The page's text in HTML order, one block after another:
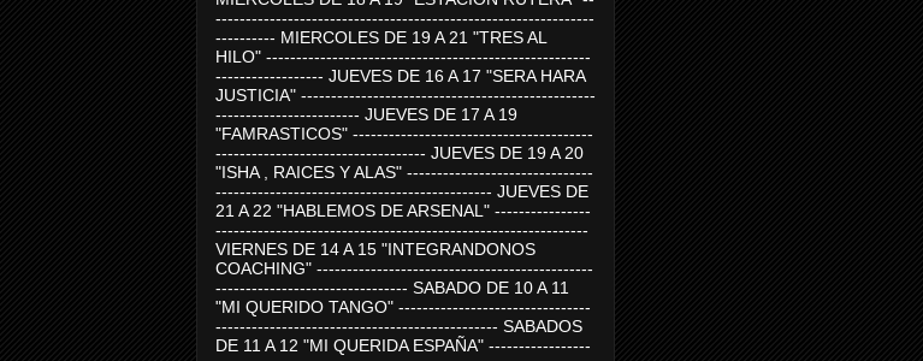
---------------------------------------------------------------
---------- MIERCOLES DE 19 A 21 "TRES AL
HILO" ------------------------------------------------------
------------------ JUEVES DE 16 A 17 "SERA HARA
JUSTICIA" -------------------------------------------------
------------------------ JUEVES DE 17 A 19
"FAMRASTICOS" ----------------------------------------
----------------------------------- JUEVES DE 19 A 20
"ISHA , RAICES Y ALAS" -------------------------------
---------------------------------------------- JUEVES DE
21 A 22 "HABLEMOS DE ARSENAL" ----------------
--------------------------------------------------------------
VIERNES DE 14 A 15 "INTEGRANDONOS
COACHING" ----------------------------------------------
-------------------------------- SABADO DE 10 A 11
"MI QUERIDO TANGO" --------------------------------
----------------------------------------------- SABADOS
DE 11 A 12 "MI QUERIDA ESPAÑA" -----------------